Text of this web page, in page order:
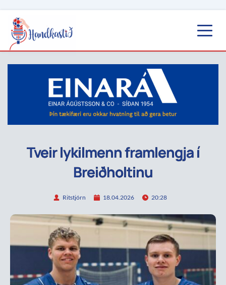
Tveir lykilmenn framlengja í
Breiðholtinu
Ritstjórn 18.04.2026 20:28